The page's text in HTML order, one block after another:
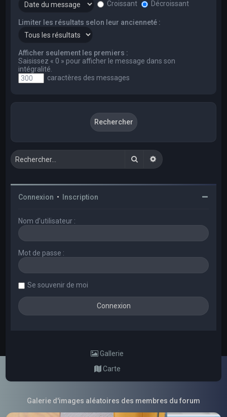
Croissant
Décroissant
Limiter les résultats selon leur ancienneté :
Afficher seulement les premiers :
Saisissez « 0 » pour afficher le message dans son
intégralité.
caractères des messages
RechercherRecherche avancée
Connexion • Inscription
Nom d’utilisateur :
Mot de passe :
Se souvenir de moi
Gallerie
Carte
Galerie d'images aléatoires des membres du forum